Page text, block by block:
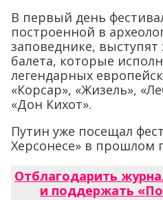
В первый день
построенной в
заповеднике,
балета, которые
легендарных
«Корсар», «Жизель»,
«Дон Кихот».
Путин уже посещал
Херсонесе» в прошлом
Отблагодарить
и поддержать